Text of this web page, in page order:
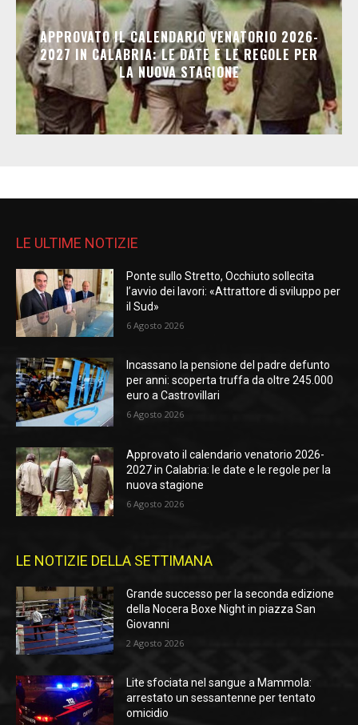
APPROVATO IL CALENDARIO VENATORIO 2026-
2027 IN CALABRIA: LE DATE E LE REGOLE PER
LA NUOVA STAGIONE
LE ULTIME NOTIZIE
Ponte sullo Stretto, Occhiuto sollecita
l’avvio dei lavori: «Attrattore di sviluppo per
il Sud»
6 Agosto 2026
Incassano la pensione del padre defunto
per anni: scoperta truffa da oltre 245.000
euro a Castrovillari
6 Agosto 2026
Approvato il calendario venatorio 2026-
2027 in Calabria: le date e le regole per la
nuova stagione
6 Agosto 2026
LE NOTIZIE DELLA SETTIMANA
Grande successo per la seconda edizione
della Nocera Boxe Night in piazza San
Giovanni
2 Agosto 2026
Lite sfociata nel sangue a Mammola:
arrestato un sessantenne per tentato
omicidio